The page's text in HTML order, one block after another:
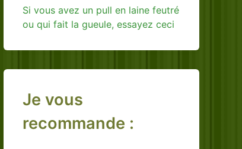
Si vous avez un pull en laine feutré
ou qui fait la gueule, essayez ceci
Je vous
recommande :